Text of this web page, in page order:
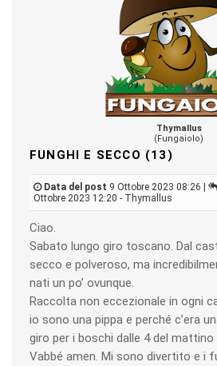
Thymallus
(Fungaiolo)
FUNGHI E SECCO (13)
Data del post 9 Ottobre 2023 08:26 |
Ottobre 2023 12:20 - Thymallus
Ciao.
Sabato lungo giro toscano. Dal
secco e polveroso, ma
nati un po’ ovunque.
Raccolta non eccezionale in ogni
io sono una pippa e perché c’era
giro per i boschi dalle 4 del
Vabbé amen. Mi sono divertito e i